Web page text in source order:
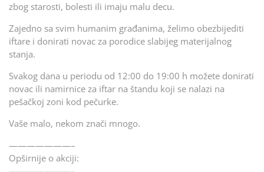
zbog starosti, bolesti ili imaju malu decu.
Zajedno sa svim humanim građanima, želimo obezbijediti
iftare i donirati novac za porodice slabijeg materijalnog
stanja.
Svakog dana u periodu od 12:00 do 19:00 h možete donirati
novac ili namirnice za iftar na štandu koji se nalazi na
pešačkoj zoni kod pečurke.
Vaše malo, nekom znači mnogo.
———————–
Opširnije o akciji: